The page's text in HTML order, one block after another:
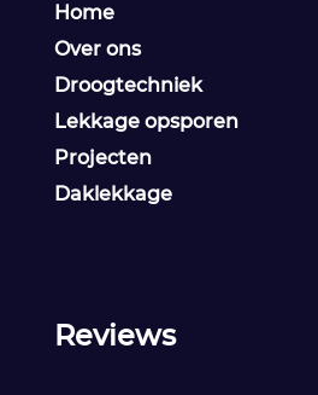
Home
Over ons
Droogtechniek
Lekkage opsporen
Projecten
Daklekkage
Reviews